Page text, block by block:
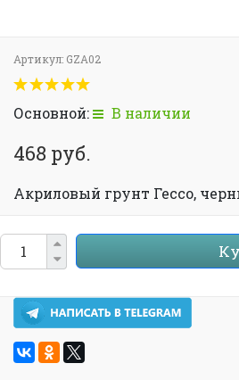
Артикул: GZA02
Основной: В наличии
468 руб.
Акриловый грунт Гессо,